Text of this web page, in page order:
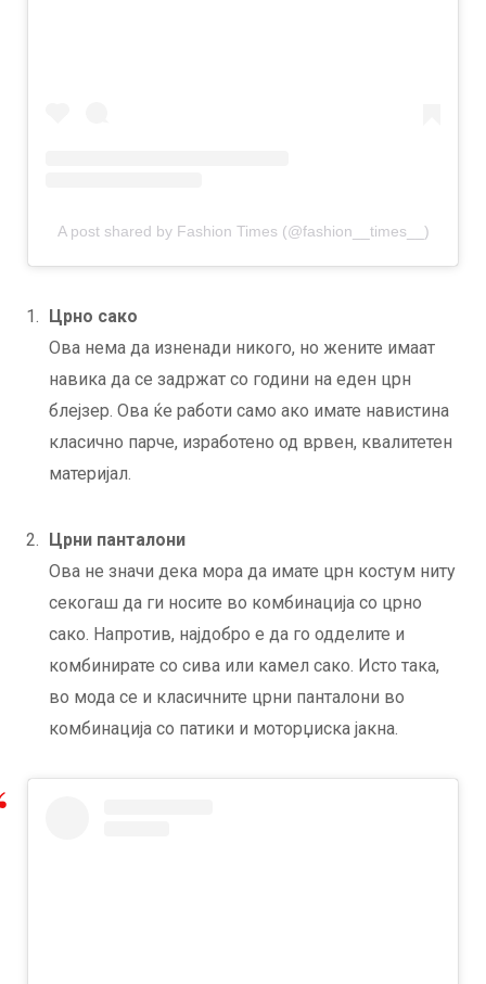
A post shared by Fashion Times (@fashion__times__)
Црно сако
Ова нема да изненади никого, но жените имаат
навика да се задржат со години на еден црн
блејзер. Ова ќе работи само ако имате навистина
класично парче, изработено од врвен, квалитетен
материјал.
Црни панталони
Ова не значи дека мора да имате црн костум ниту
секогаш да ги носите во комбинација со црно
сако. Напротив, најдобро е да го одделите и
комбинирате со сива или камел сако. Исто така,
во мода се и класичните црни панталони во
комбинација со патики и моторџиска јакна.